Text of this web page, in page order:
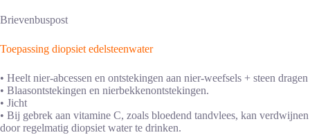
Brievenbuspost
Toepassing diopsiet edelsteenwater
• Heelt nier-abcessen en ontstekingen aan nier-weefsels + steen dragen
• Blaasontstekingen en nierbekkenontstekingen.
• Jicht
• Bij gebrek aan vitamine C, zoals bloedend tandvlees, kan verdwijnen
door regelmatig diopsiet water te drinken.